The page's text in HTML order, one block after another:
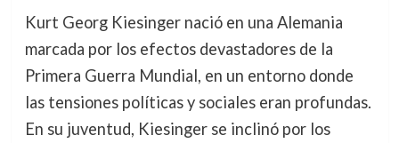
Kurt Georg Kiesinger nació en una Alemania
marcada por los efectos devastadores de la
Primera Guerra Mundial, en un entorno donde
las tensiones políticas y sociales eran profundas.
En su juventud, Kiesinger se inclinó por los